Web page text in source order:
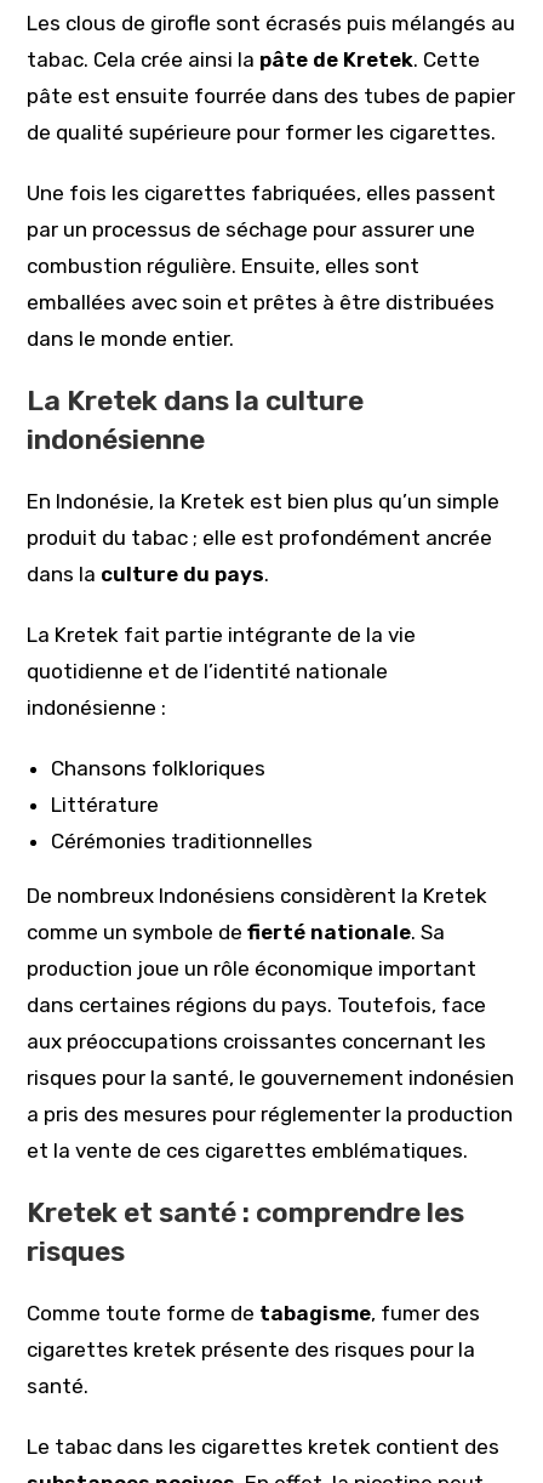
Les clous de girofle sont écrasés puis mélangés au
tabac. Cela crée ainsi la pâte de Kretek. Cette
pâte est ensuite fourrée dans des tubes de papier
de qualité supérieure pour former les cigarettes.
Une fois les cigarettes fabriquées, elles passent
par un processus de séchage pour assurer une
combustion régulière. Ensuite, elles sont
emballées avec soin et prêtes à être distribuées
dans le monde entier.
La Kretek dans la culture
indonésienne
En Indonésie, la Kretek est bien plus qu’un simple
produit du tabac ; elle est profondément ancrée
dans la culture du pays.
La Kretek fait partie intégrante de la vie
quotidienne et de l’identité nationale
indonésienne :
Chansons folkloriques
Littérature
Cérémonies traditionnelles
De nombreux Indonésiens considèrent la Kretek
comme un symbole defierté nationale. Sa
production joue un rôle économique important
dans certaines régions du pays. Toutefois, face
aux préoccupations croissantes concernant les
risques pour la santé, le gouvernement indonésien
a pris des mesures pour réglementer la production
et la vente de ces cigarettes emblématiques.
Kretek et santé : comprendre les
risques
Comme toute forme de tabagisme, fumer des
cigarettes kretek présente des risques pour la
santé.
Le tabac dans les cigarettes kretek contient des